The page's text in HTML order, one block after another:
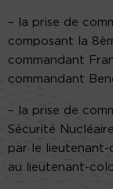
– la prise de
composant la
commandant
commandant
– la prise de
Sécurité
par le lieutenant-
au lieutenant-